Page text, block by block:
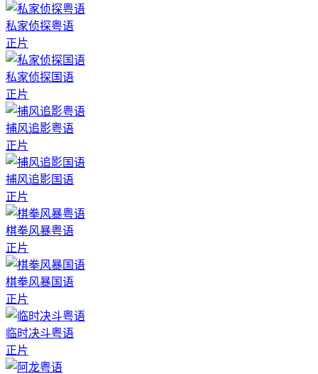
私家侦探粤语
正片
私家侦探国语
正片
捕风追影粤语
正片
捕风追影国语
正片
棋拳风暴粤语
正片
棋拳风暴国语
正片
临时决斗粤语
正片